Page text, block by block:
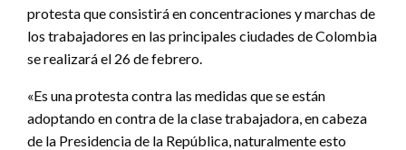
protesta que consistirá en concentraciones y marchas de
los trabajadores en las principales ciudades de Colombia
se realizará el 26 de febrero.
«Es una protesta contra las medidas que se están
adoptando en contra de la clase trabajadora, en cabeza
de la Presidencia de la República, naturalmente esto